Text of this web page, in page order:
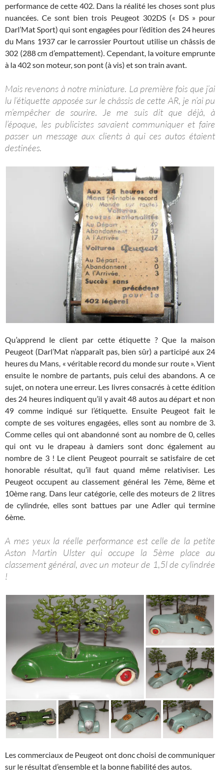
performance de cette 402. Dans la réalité les choses sont plus
nuancées. Ce sont bien trois Peugeot 302DS (« DS » pour
Darl’Mat Sport) qui sont engagées pour l’édition des 24 heures
du Mans 1937 car le carrossier Pourtout utilise un châssis de
302 (288 cm d’empattement). Cependant, la voiture emprunte
à la 402 son moteur, son pont (à vis) et son train avant.
Mais revenons à notre miniature. La première fois que j’ai
lu l’étiquette apposée sur le châssis de cette AR, je n’ai pu
m’empêcher de sourire. Je me suis dit que déjà, à
l’époque, les publicistes savaient communiquer et faire
passer un message aux clients à qui ces autos étaient
destinées.
Qu’apprend le client par cette étiquette ? Que la maison
Peugeot (Darl’Mat n’apparaît pas, bien sûr) a participé aux 24
heures du Mans, « véritable record du monde sur route ». Vient
ensuite le nombre de partants, puis celui des abandons. A ce
sujet, on notera une erreur. Les livres consacrés à cette édition
des 24 heures indiquent qu’il y avait 48 autos au départ et non
49 comme indiqué sur l’étiquette. Ensuite Peugeot fait le
compte de ses voitures engagées, elles sont au nombre de 3.
Comme celles qui ont abandonné sont au nombre de 0, celles
qui ont vu le drapeau à damiers sont donc également au
nombre de 3 ! Le client Peugeot pourrait se satisfaire de cet
honorable résultat, qu’il faut quand même relativiser. Les
Peugeot occupent au classement général les 7ème, 8ème et
10ème rang. Dans leur catégorie, celle des moteurs de 2 litres
de cylindrée, elles sont battues par une Adler qui termine
6ème.
A mes yeux la réelle performance est celle de la petite
Aston Martin Ulster qui occupe la 5ème place au
classement général, avec un moteur de 1,5l de cylindrée
!
Les commerciaux de Peugeot ont donc choisi de communiquer
sur le résultat d’ensemble et la bonne fiabilité des autos.